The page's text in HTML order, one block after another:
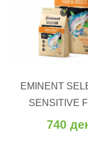
EMINENT
SENSITIVE
INSECT (2/
740
Додај во
Додај за